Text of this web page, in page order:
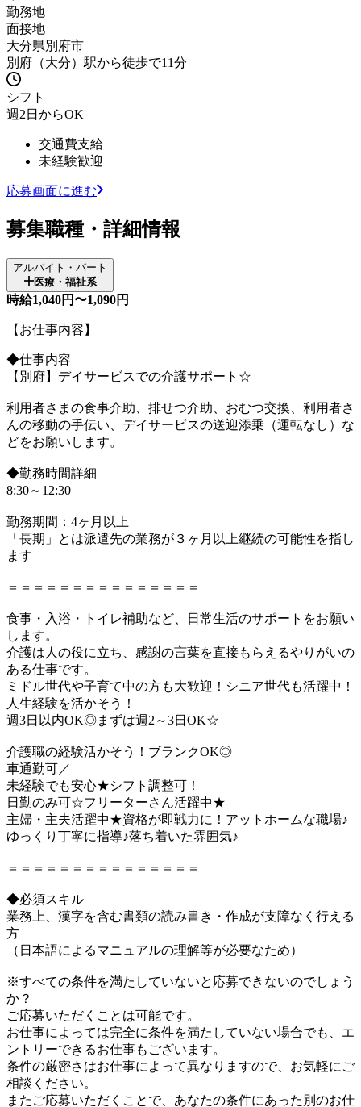
勤務地
面接地
大分県別府市
別府（大分）駅から徒歩で11分
シフト
週2日からOK
交通費支給
未経験歓迎
応募画面に進む
募集職種・詳細情報
アルバイト・パート
医療・福祉系
時給1,040円〜1,090円
【お仕事内容】
◆仕事内容
【別府】デイサービスでの介護サポート☆
利用者さまの食事介助、排せつ介助、おむつ交換、利用者さ
んの移動の手伝い、デイサービスの送迎添乗（運転なし）な
どをお願いします。
◆勤務時間詳細
8:30～12:30
勤務期間：4ヶ月以上
「長期」とは派遣先の業務が３ヶ月以上継続の可能性を指し
ます
＝＝＝＝＝＝＝＝＝＝＝＝＝＝＝
食事・入浴・トイレ補助など、日常生活のサポートをお願い
します。
介護は人の役に立ち、感謝の言葉を直接もらえるやりがいの
ある仕事です。
ミドル世代や子育て中の方も大歓迎！シニア世代も活躍中！
人生経験を活かそう！
週3日以内OK◎まずは週2～3日OK☆
介護職の経験活かそう！ブランクOK◎
車通勤可／
未経験でも安心★シフト調整可！
日勤のみ可☆フリーターさん活躍中★
主婦・主夫活躍中★資格が即戦力に！アットホームな職場♪
ゆっくり丁寧に指導♪落ち着いた雰囲気♪
＝＝＝＝＝＝＝＝＝＝＝＝＝＝＝
◆必須スキル
業務上、漢字を含む書類の読み書き・作成が支障なく行える
方
（日本語によるマニュアルの理解等が必要なため）
※すべての条件を満たしていないと応募できないのでしょう
か？
ご応募いただくことは可能です。
お仕事によっては完全に条件を満たしていない場合でも、エ
ントリーできるお仕事もございます。
条件の厳密さはお仕事によって異なりますので、お気軽にご
相談ください。
またご応募いただくことで、あなたの条件にあった別のお仕